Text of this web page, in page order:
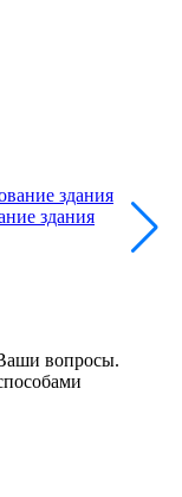
здания
вопросы.